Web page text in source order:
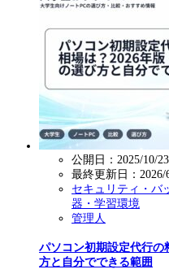
公開日：2025/10/23
最終更新日： 2026/
セキュリティ・バ
器・学習環境
管理人
パソコン初期設定代行の
方と自分でできる範囲